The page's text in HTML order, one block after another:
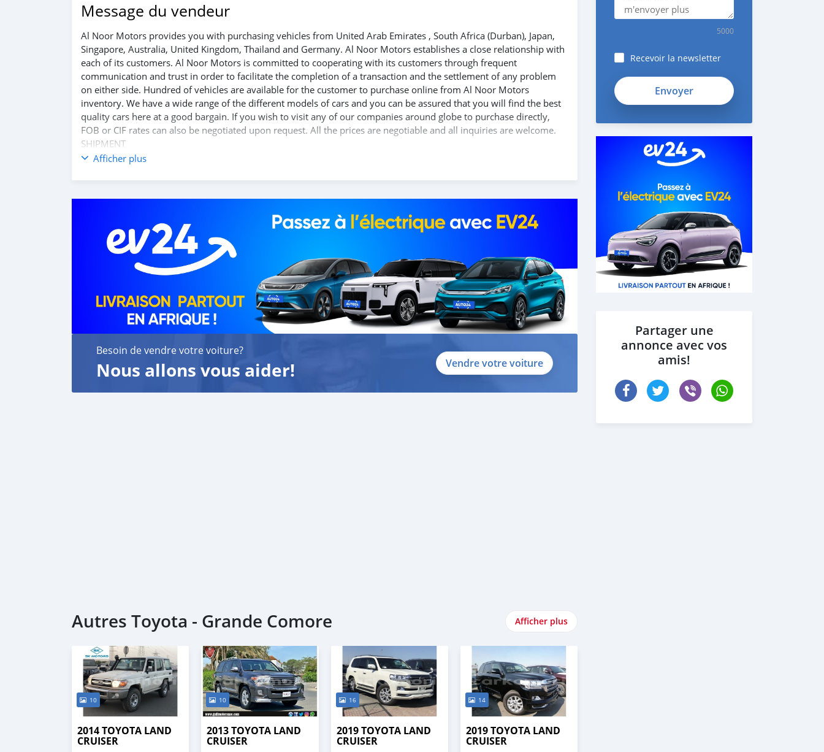
Message du vendeur
Al Noor Motors provides you with purchasing vehicles from United Arab Emirates , South Africa (Durban), Japan,
Singapore, Australia, United Kingdom, Thailand and Germany. Al Noor Motors establishes a close relationship with
each of its customers. Al Noor Motors is committed to cooperating with its customers through frequent
communication and trust in order to facilitate the completion of a transaction and the settlement of any problem
on either side. Hundred of vehicles are available for the customer to purchase online from Al Noor Motors
inventory. We have a wide range of the different models of cars and you can be assured that you will find the best
quality cars here at a good bargain. If you wish to visit any of our companies around globe to purchase directly,
FOB or CIF rates can also be negotiated upon request. All the prices are negotiable and all inquiries are welcome.
SHIPMENT
We provide all logistics services to ensure that you get your dream cars delivered to your doorstep i
Afficher plus
Besoin de vendre votre voiture?
Nous allons vous aider! Vendre votre voiture
Autres Toyota - Grande Comore Afficher plus
10
2014 TOYOTA LAND
CRUISER
10
2013 TOYOTA LAND
CRUISER
16
2019 TOYOTA LAND
CRUISER
14
2019 TOYOTA LAND
CRUISER
5000
Recevoir la newsletter
fieB7TyJuo76jeytwghX
Partager une
annonce avec vos
amis!